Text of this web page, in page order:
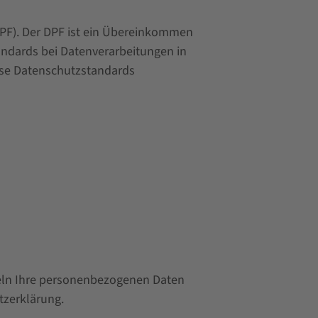
Der DPF ist ein Übereinkommen
bei Datenverarbeitungen in
Datenschutzstandards
Ihre personenbezogenen Daten